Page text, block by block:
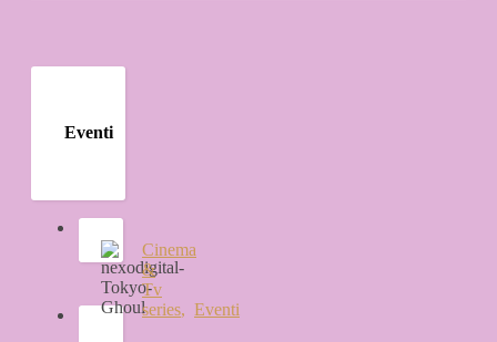
Eventi
Cinema
&
Tv
series, Eventi